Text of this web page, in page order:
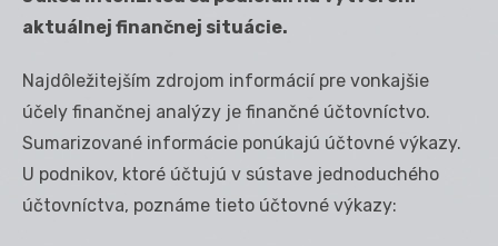
aktuálnej finančnej situácie.
Najdôležitejším zdrojom informácií pre vonkajšie
účely finančnej analýzy je finančné účtovníctvo.
Sumarizované informácie ponúkajú účtovné výkazy.
U podnikov, ktoré účtujú v sústave jednoduchého
účtovníctva, poznáme tieto účtovné výkazy: